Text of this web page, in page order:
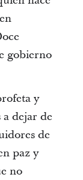
gobierno
y
dejar de
de
paz y
no